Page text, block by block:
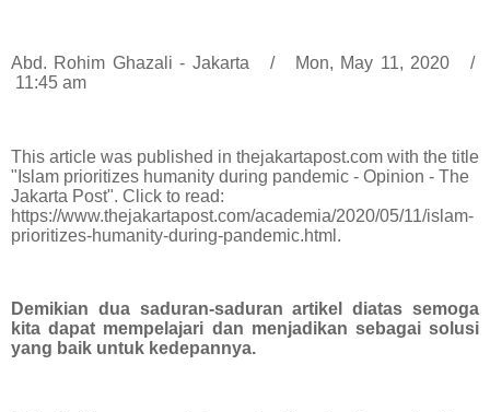
Abd. Rohim Ghazali - Jakarta / Mon, May 11, 2020 /
11:45 am
This article was published in thejakartapost.com with the title
"Islam prioritizes humanity during pandemic - Opinion - The
Jakarta Post". Click to read:
https://www.thejakartapost.com/academia/2020/05/11/islam-
prioritizes-humanity-during-pandemic.html.
Demikian dua saduran-saduran artikel diatas semoga
kita dapat mempelajari dan menjadikan sebagai solusi
yang baik untuk kedepannya.